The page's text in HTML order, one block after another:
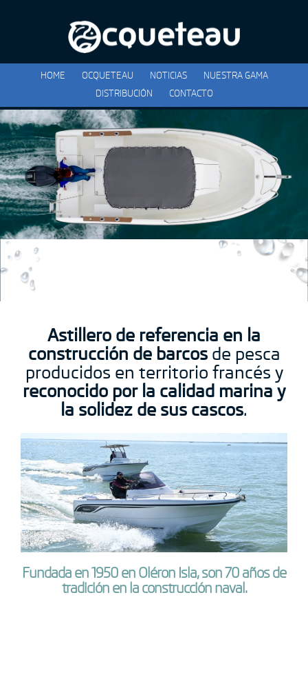
HOME OCQUETEAU NOTICIAS
NUESTRA GAMA
DISTRIBUCIÓN
CONTACTO
Astillero de referencia en la
construcción de barcosde pesca
producidos en territorio francés y
reconocido por la calidad marina y
la solidez de sus cascos.
Fundada en 1950 en Oléron Isla, son 70 años de
tradición en la construcción naval.